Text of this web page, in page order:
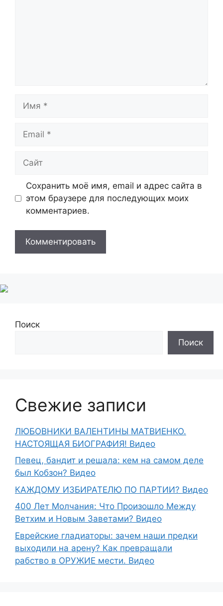
Имя
Email
Сайт
Сохранить моё имя, email и адрес сайта в
этом браузере для последующих моих
комментариев.
Поиск
Поиск
Свежие записи
ЛЮБОВНИКИ ВАЛЕНТИНЫ МАТВИЕНКО.
НАСТОЯЩАЯ БИОГРАФИЯ! Видео
Певец, бандит и решала: кем на самом деле
был Кобзон? Видео
КАЖДОМУ ИЗБИРАТЕЛЮ ПО ПАРТИИ? Видео
400 Лет Молчания: Что Произошло Между
Ветхим и Новым Заветами? Видео
Еврейские гладиаторы: зачем наши предки
выходили на арену? Как превращали
рабство в ОРУЖИЕ мести. Видео